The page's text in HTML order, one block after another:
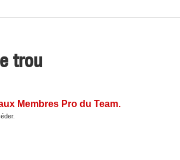
trou
Membres Pro du Team.